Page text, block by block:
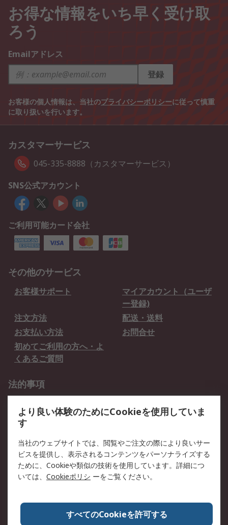
お得な情報をいち早く受け取
ろう
Emailアドレス
登録
お客様の個人情報は、当社のプライバシーポリシーに従って慎重
に取り扱いを行います。
カスタマーサービス
045-335-8888（カスタマーサービス）
SNS公式アカウント
ご利用可能カード会社
その他のサービス
お客様サポート
マイアカウント（ユーザ
ー登録)
注文方法
配送・送料
お支払い方法
お問合せ
初めてご利用の方へ・よ
くあるご質問
法的事項
クッキーポリシー
RSについて
会社概要
採用情報
プレスリリース＆お知ら
コーポレートサイト
全世界のRS
RSの歴史
ESGへの取り組み（英語）
認証について
より良い体験のためにCookieを使用していま
す
当社のウェブサイトでは、閲覧やご注文の際により良いサー
ビスを提供し、表示されるコンテンツをパーソナライズする
ために、Cookieや類似の技術を使用しています。詳細につ
いては、 Cookieポリシ ーをご覧ください。
すべてのCookieを許可する